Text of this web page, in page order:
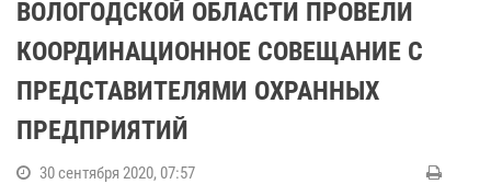
ВОЛОГОДСКОЙ ОБЛАСТИ ПРОВЕЛИ
КООРДИНАЦИОННОЕ СОВЕЩАНИЕ С
ПРЕДСТАВИТЕЛЯМИ ОХРАННЫХ
ПРЕДПРИЯТИЙ
30 сентября 2020, 07:57